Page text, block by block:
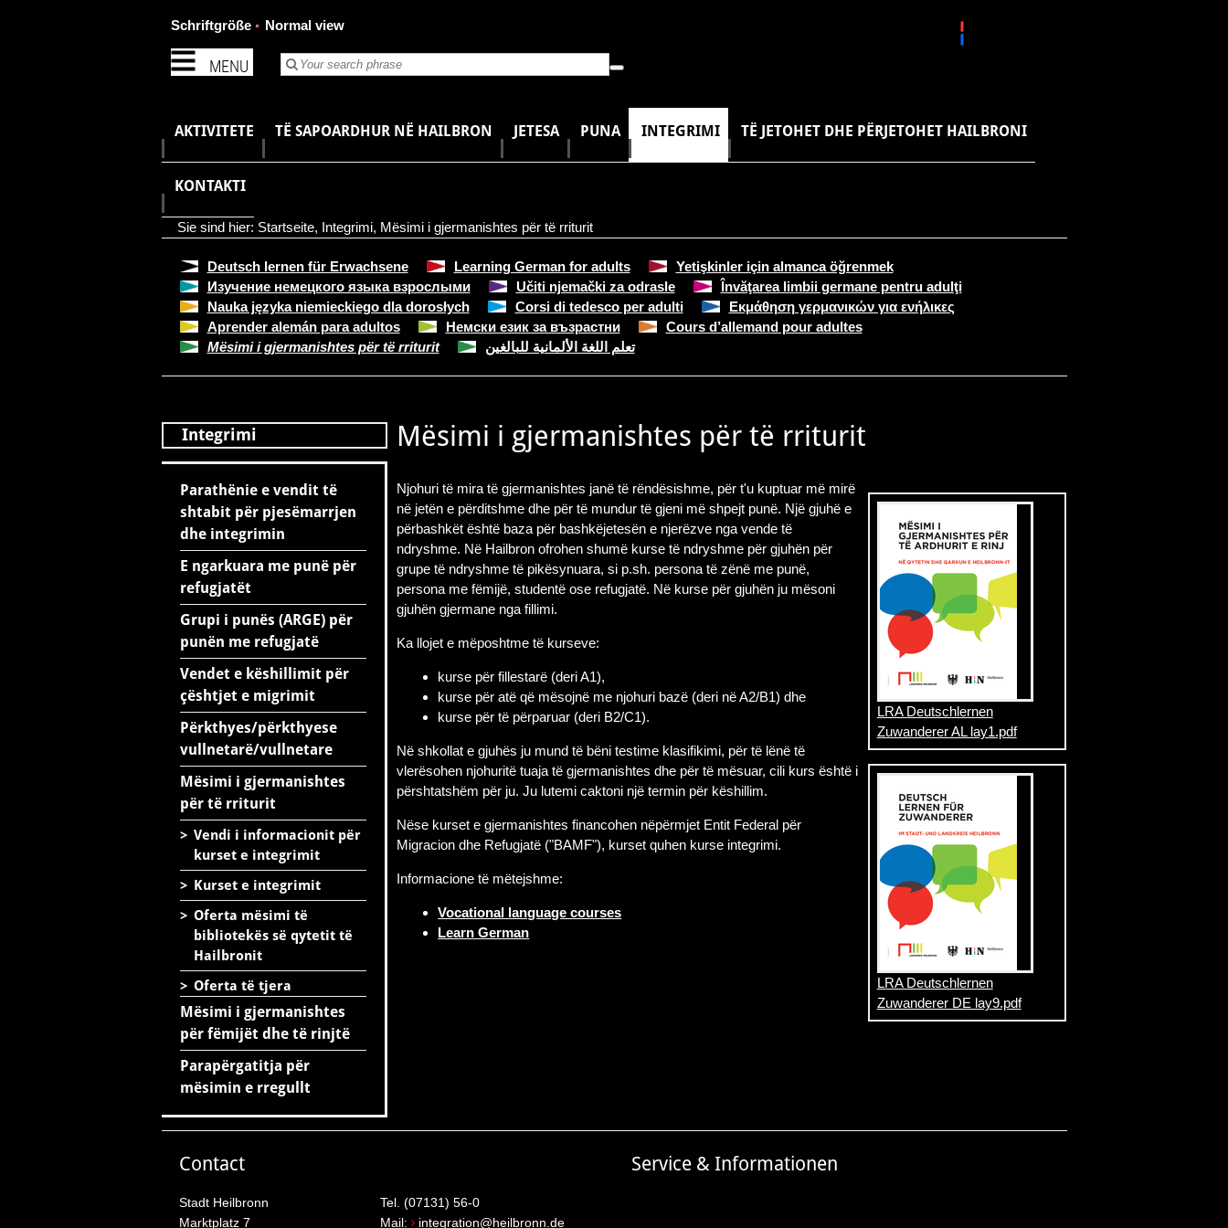
MENU
Schriftgröße Normal view
AKTIVITETE TË SAPOARDHUR NË HAILBRON JETESA PUNA INTEGRIMI TË JETOHET DHE PËRJETOHET HAILBRONI
KONTAKTI
Sie sind hier: Startseite, Integrimi, Mësimi i gjermanishtes për të rriturit
Deutsch lernen für Erwachsene Learning German for adults
Yetişkinler için almanca öğrenmek
Изучение немецкого языка взрослыми
Učiti njemački za odrasle
Învăţarea limbii germane pentru adulţi
Nauka języka niemieckiego dla dorosłych
Corsi di tedesco per adulti
Εκμάθηση γερμανικών για ενήλικες
Aprender alemán para adultos
Немски език за възрастни
Cours d’allemand pour adultes
Mësimi i gjermanishtes për të rriturit
تعلم اللغة الألمانية للبالغين
Integrimi
Parathënie e vendit të
shtabit për pjesëmarrjen
dhe integrimin
E ngarkuara me punë për
refugjatët
Grupi i punës (ARGE) për
punën me refugjatë
Vendet e këshillimit për
çështjet e migrimit
Përkthyes/përkthyese
vullnetarë/vullnetare
Mësimi i gjermanishtes
për të rriturit
> Vendi i informacionit për
kurset e integrimit
> Kurset e integrimit
> Oferta mësimi të
bibliotekës së qytetit të
Hailbronit
> Oferta të tjera
Mësimi i gjermanishtes
për fëmijët dhe të rinjtë
Parapërgatitja për
mësimin e rregullt
Mësimi i gjermanishtes për të rriturit
Njohuri të mira të gjermanishtes janë të rëndësishme, për t'u kuptuar më mirë
në jetën e përditshme dhe për të mundur të gjeni më shpejt punë. Një gjuhë e
përbashkët është baza për bashkëjetesën e njerëzve nga vende të
ndryshme. Në Hailbron ofrohen shumë kurse të ndryshme për gjuhën për
grupe të ndryshme të pikësynuara, si p.sh. persona të zënë me punë,
persona me fëmijë, studentë ose refugjatë. Në kurse për gjuhën ju mësoni
gjuhën gjermane nga fillimi.
Ka llojet e mëposhtme të kurseve:
kurse për fillestarë (deri A1),
kurse për atë që mësojnë me njohuri bazë (deri në A2/B1) dhe
kurse për të përparuar (deri B2/C1).
Në shkollat e gjuhës ju mund të bëni testime klasifikimi, për të lënë të
vlerësohen njohuritë tuaja të gjermanishtes dhe për të mësuar, cili kurs është i
përshtatshëm për ju. Ju lutemi caktoni një termin për këshillim.
Nëse kurset e gjermanishtes financohen nëpërmjet Entit Federal për
Migracion dhe Refugjatë ("BAMF"), kurset quhen kurse integrimi.
Informacione të mëtejshme:
Vocational language courses
Learn German
LRA Deutschlernen
Zuwanderer AL lay1.pdf
LRA Deutschlernen
Zuwanderer DE lay9.pdf
Contact
Stadt Heilbronn
Marktplatz 7
Tel. (07131) 56-0
Mail:
integration@heilbronn.de
Service & Informationen